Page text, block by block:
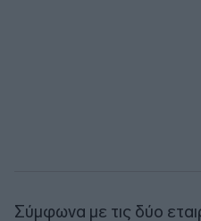
Σύμφωνα με τις δύο